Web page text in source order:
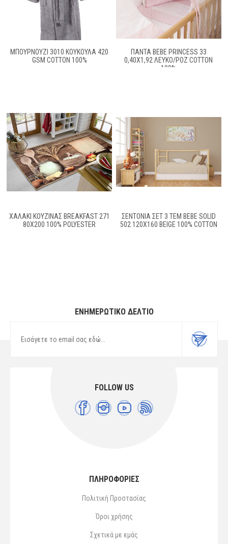
ΜΠΟΥΡΝΟΥΖΙ 3010 ΚΟΥΚΟΥΛΑ 420
GSM COTTON 100%
ΠΑΝΤΑ BEBE PRINCESS 33
0,40X1,92 ΛΕΥΚΟ/ΡΟΖ COTTON
100%
ΧΑΛΑΚΙ ΚΟΥΖΙΝΑΣ BREAKFAST 271
80X200 100% POLYESTER
ΣΕΝΤΌΝΙΑ ΣΕΤ 3 ΤΕΜ BEBE SOLID
502 120X160 BEIGE 100% COTTON
ΕΝΗΜΕΡΩΤΙΚΌ ΔΕΛΤΊΟ
FOLLOW US
ΠΛΗΡΟΦΟΡΙΕΣ
Πολιτική Προστασίας
Όροι χρήσης
Σχετικά με εμάς